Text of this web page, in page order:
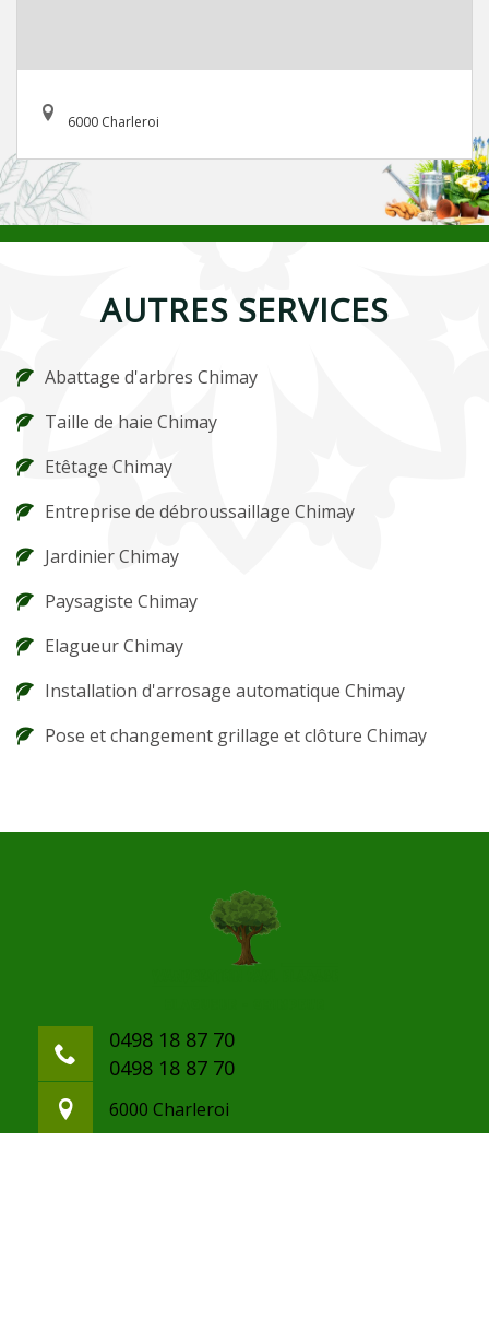
6000 Charleroi
AUTRES SERVICES
Abattage d'arbres Chimay
Taille de haie Chimay
Etêtage Chimay
Entreprise de débroussaillage Chimay
Jardinier Chimay
Paysagiste Chimay
Elagueur Chimay
Installation d'arrosage automatique Chimay
Pose et changement grillage et clôture Chimay
0498 18 87 70
0498 18 87 70
6000 Charleroi